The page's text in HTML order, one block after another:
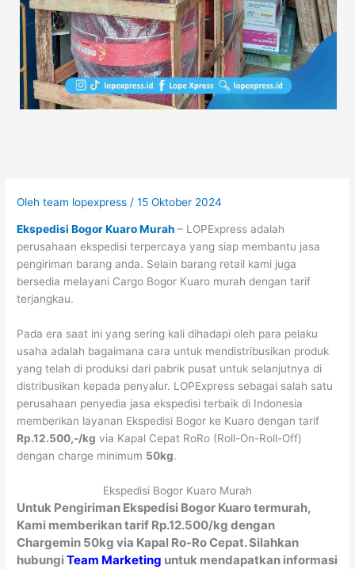
Olehteam lopexpress /15 Oktober 2024
Ekspedisi Bogor Kuaro Murah – LOPExpress adalah
perusahaan ekspedisi terpercaya yang siap membantu jasa
pengiriman barang anda. Selain barang retail kami juga
bersedia melayani Cargo Bogor Kuaro murah dengan tarif
terjangkau.
Pada era saat ini yang sering kali dihadapi oleh para pelaku
usaha adalah bagaimana cara untuk mendistribusikan produk
yang telah di produksi dari pabrik pusat untuk selanjutnya di
distribusikan kepada penyalur. LOPExpress sebagai salah satu
perusahaan penyedia jasa ekspedisi terbaik di Indonesia
memberikan layanan Ekspedisi Bogor ke Kuaro dengan tarif
Rp.12.500,-/kg via Kapal Cepat RoRo (Roll-On-Roll-Off)
dengan charge minimum 50kg.
Ekspedisi Bogor Kuaro Murah
Untuk Pengiriman Ekspedisi Bogor Kuaro termurah,
Kami memberikan tarif Rp.12.500/kg dengan
Chargemin 50kg via Kapal Ro-Ro Cepat. Silahkan
hubungiTeam Marketing untuk mendapatkan informasi